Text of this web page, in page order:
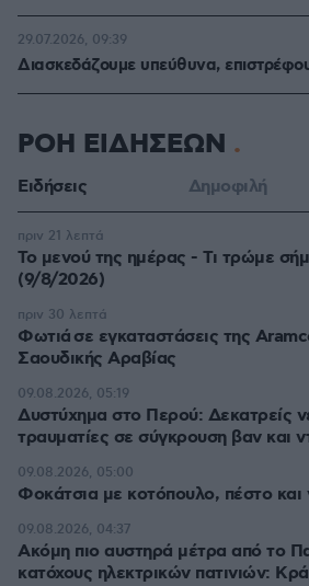
Διασκεδάζουμε υπεύθυνα,
29.07.2026, 09:39
ΡΟΗ ΕΙΔΗΣΕΩΝ
Ειδήσεις Δημοφιλή
Το μενού της ημέρας - Τι τρώμε
(9/8/2026)
πριν 21 λεπτά
Φωτιά σε εγκαταστάσεις της
Σαουδικής Αραβίας
πριν 30 λεπτά
Δυστύχημα στο Περού: Δεκατρείς
τραυματίες σε σύγκρουση βαν και
09.08.2026, 05:19
Φοκάτσια με κοτόπουλο, πέστο και
09.08.2026, 05:00
Ακόμη πιο αυστηρά μέτρα από το
κατόχους ηλεκτρικών πατινιών:
09.08.2026, 04:37